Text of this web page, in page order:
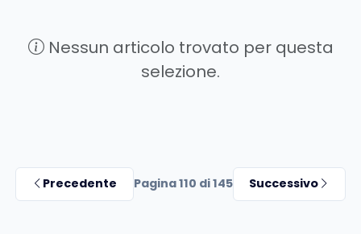
Nessun articolo trovato per questa
selezione.
Precedente Pagina 110 di 145 Successivo